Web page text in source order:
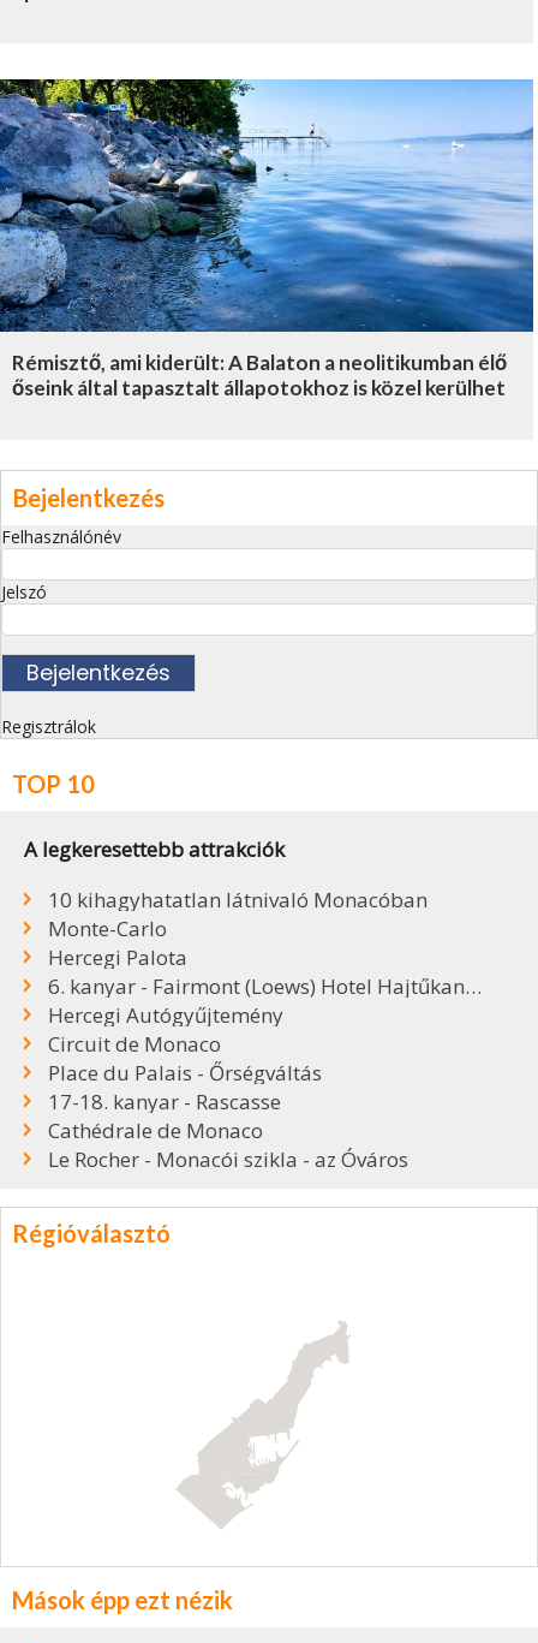
Rémisztő, ami kiderült: A Balaton a neolitikumban élő
őseink által tapasztalt állapotokhoz is közel kerülhet
Bejelentkezés
Felhasználónév
Jelszó
Regisztrálok
TOP 10
A legkeresettebb attrakciók
10 kihagyhatatlan látnivaló Monacóban
Monte-Carlo
Hercegi Palota
6. kanyar - Fairmont (Loews) Hotel Hajtűkanyar
Hercegi Autógyűjtemény
Circuit de Monaco
Place du Palais - Őrségváltás
17-18. kanyar - Rascasse
Cathédrale de Monaco
Le Rocher - Monacói szikla - az Óváros
Régióválasztó
Mások épp ezt nézik